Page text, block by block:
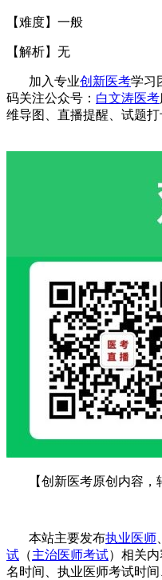
【难度】一般
【解析】无
加入专业创新医考学习
码关注公众号： 白文涛医考
维导图、直播提醒、试题打
【创新医考原创内容
本站主要发布执业医师
试 （主治医师考试）相关
名时间、 执业医师考试时间